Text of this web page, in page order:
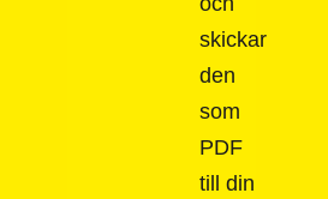
skickar
den
som
PDF
till din